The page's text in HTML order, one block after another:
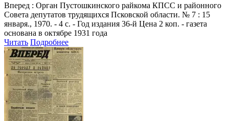
Вперед : Орган Пустошкинского райкома КПСС и районного
Совета депутатов трудящихся Псковской области. № 7 : 15
января., 1970. - 4 с. - Год издания 36-й Цена 2 коп. - газета
основана в октябре 1931 года
Читать Подробнее